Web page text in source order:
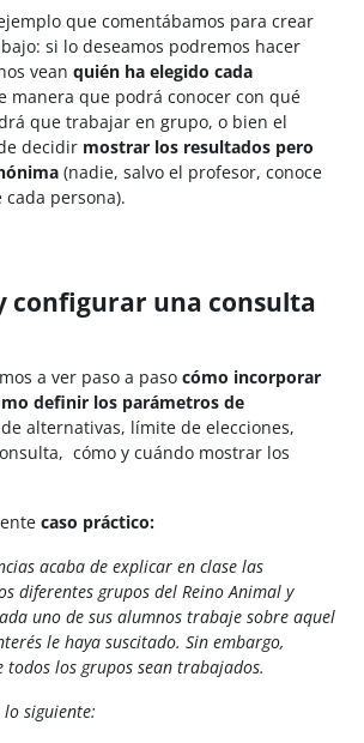
que comentábamos para crear
si lo deseamos podremos hacer
vean quién ha elegido cada
manera que podrá conocer con qué
que trabajar en grupo, o bien el
decidir mostrar los resultados pero
(nadie, salvo el profesor, conoce
cada persona).
configurar una consulta
a ver paso a paso cómo incorporar
definir los parámetros de
de alternativas, límite de elecciones,
cómo y cuándo mostrar los
caso práctico:
acaba de explicar en clase las
diferentes grupos del Reino Animal y
uno de sus alumnos trabaje sobre aquel
le haya suscitado. Sin embargo,
los grupos sean trabajados.
siguiente: